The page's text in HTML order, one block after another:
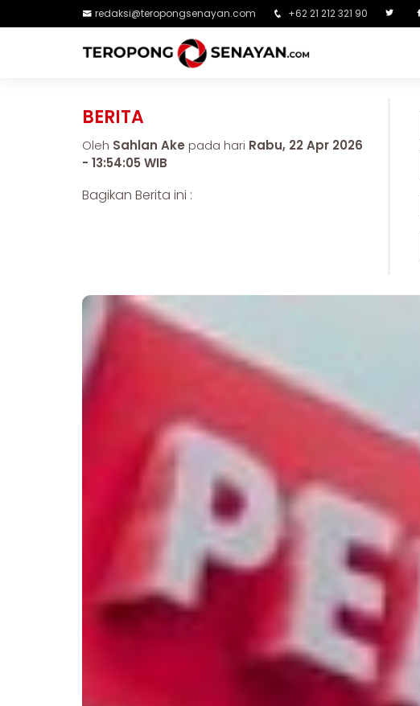
redaksi@teropongsenayan.com +62 21 212 321 90
BERITA
Oleh Sahlan Ake pada hari Rabu, 22 Apr 2026
- 13:54:05 WIB
Bagikan Berita ini :